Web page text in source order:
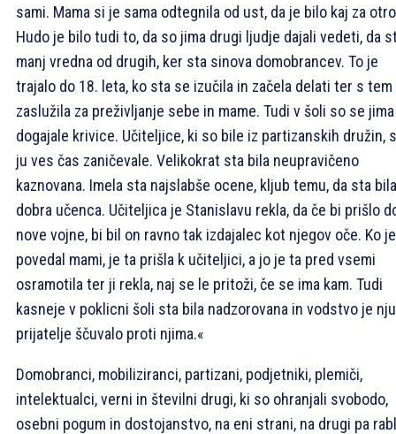
sami. Mama si je sama odtegnila od ust, da je bilo kaj za
Hudo je bilo tudi to, da so jima drugi ljudje dajali vedeti, da
manj vredna od drugih, ker sta sinova domobrancev. To je
trajalo do 18. leta, ko sta se izučila in začela delati ter s tem
zaslužila za preživljanje sebe in mame. Tudi v šoli so se jima
dogajale krivice. Učiteljice, ki so bile iz partizanskih družin,
ju ves čas zaničevale. Velikokrat sta bila neupravičeno
kaznovana. Imela sta najslabše ocene, kljub temu, da sta bila
dobra učenca. Učiteljica je Stanislavu rekla, da če bi prišlo
nove vojne, bi bil on ravno tak izdajalec kot njegov oče. Ko je
povedal mami, je ta prišla k učiteljici, a jo je ta pred vsemi
osramotila ter ji rekla, naj se le pritoži, če se ima kam. Tudi
kasneje v poklicni šoli sta bila nadzorovana in vodstvo je
prijatelje ščuvalo proti njima.«
Domobranci, mobiliziranci, partizani, podjetniki, plemiči,
intelektualci, verni in številni drugi, ki so ohranjali svobodo,
osebni pogum in dostojanstvo, na eni strani, na drugi pa